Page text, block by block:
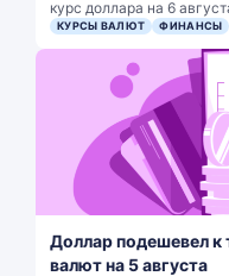
курс доллара на 6
КУРСЫ ВАЛЮТ ФИНАНСЫ
Доллар подешевел к
валют на 5 августа